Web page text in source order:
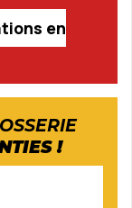
en
!